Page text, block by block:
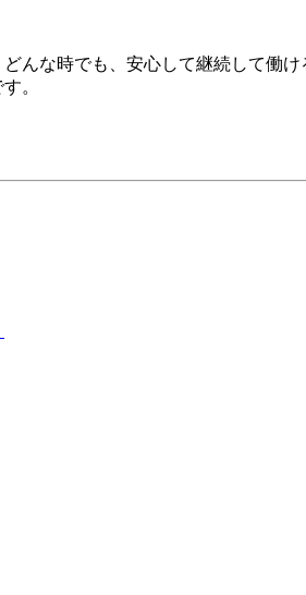
んな時でも、安心して継続して働
。